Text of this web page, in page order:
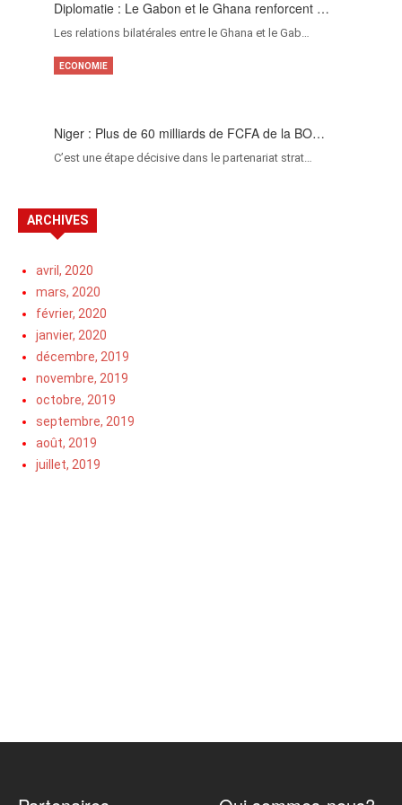
Diplomatie : Le Gabon et le Ghana renforcent …
Les relations bilatérales entre le Ghana et le Gab…
Niger : Plus de 60 milliards de FCFA de la BO…
C’est une étape décisive dans le partenariat strat…
ECONOMIE
ARCHIVES
avril, 2020
mars, 2020
février, 2020
janvier, 2020
décembre, 2019
novembre, 2019
octobre, 2019
septembre, 2019
août, 2019
juillet, 2019